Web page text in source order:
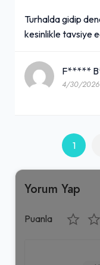
Turhalda gidip
kesinlikle tavsiye
F*****
4/30/2026
1
Yorum Yap
Puanla